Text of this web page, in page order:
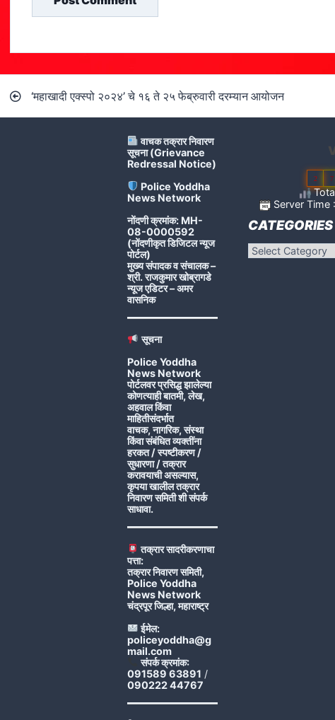
navigation
‘महाखादी एक्स्पो २०२४’ चे १६ ते २५ फेब्रुवारी दरम्यान आयोजन
वाचक तक्रार निवारण
सूचना (Grievance
Redressal Notice)
Police Yoddha
News Network
नोंदणी क्रमांक: MH-
08-0000592
(नोंदणीकृत डिजिटल न्यूज
पोर्टल)
मुख्य संपादक व संचालक –
श्री. राजकुमार खोब्रागडे
न्यूज एडिटर – अमर
वासनिक
सूचना
Police Yoddha
News Network
पोर्टलवर प्रसिद्ध झालेल्या
कोणत्याही बातमी, लेख,
अहवाल किंवा
माहितीसंदर्भात
वाचक, नागरिक, संस्था
किंवा संबंधित व्यक्तींना
हरकत / स्पष्टीकरण /
सुधारणा / तक्रार
करावयाची असल्यास,
कृपया खालील तक्रार
निवारण समिती शी संपर्क
साधावा.
तक्रार सादरीकरणाचा
पत्ता:
तक्रार निवारण समिती,
Police Yoddha
News Network
चंद्रपूर जिल्हा, महाराष्ट्र
ईमेल:
policeyoddha@g
mail.com
संपर्क क्रमांक:
091589 63891 /
090222 44767
2 7
Server Time
CATEGORIES
Categories